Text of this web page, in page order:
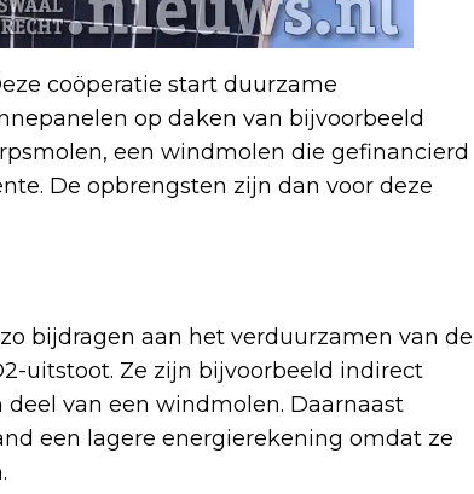
coöperatie start duurzame
op daken van bijvoorbeeld
een windmolen die gefinancierd
De opbrengsten zijn dan voor deze
bijdragen aan het verduurzamen van de
uitstoot. Ze zijn bijvoorbeeld indirect
deel van een windmolen. Daarnaast
een lagere energierekening omdat ze